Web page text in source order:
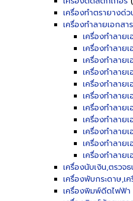
เครื่องทำตรายางด่ว
เครื่องทำลายเอกสาร
เครื่องทำลาย
เครื่องทำลาย
เครื่องทำลาย
เครื่องทำลาย
เครื่องทำลาย
เครื่องทำลาย
เครื่องทำลาย
เครื่องทำลาย
เครื่องทำลาย
เครื่องทำลาย
เครื่องทำลายเ
เครื่องนับเงิน,ตรวจ
เครื่องพับกระดาษ,เ
เครื่องพิมพ์ดีดไฟฟ้า